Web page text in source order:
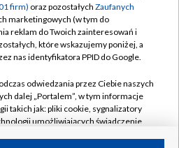
prywatności
zgody
Pomoc
Kontakt
Kanały
firm) oraz pozostałych Zaufanych
marketingowych (w tym do
reklam do Twoich zainteresowań i
które wskazujemy poniżej, a
nas identyfikatora PPID do Google.
odwiedzania przez Ciebie naszych
dalej „Portalem”, w tym informacje
takich jak: pliki cookie, sygnalizatory
umożliwiających świadczenie